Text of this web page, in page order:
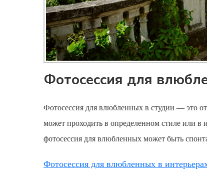
Фотосессия для
Фотосессия для влюбленных в студии — это
может проходить в определенном стиле или в
фотосессия для влюбленных может быть
Фотосессия для влюбленных в